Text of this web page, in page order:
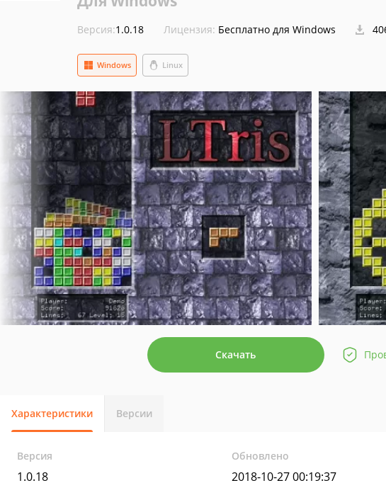
Версия:1.0.18 Лицензия: Бесплатно для Windows
Windows Linux
Скачать
Характеристики Версии
Версия
1.0.18
Обновлено
2018-10-27 00:19:37